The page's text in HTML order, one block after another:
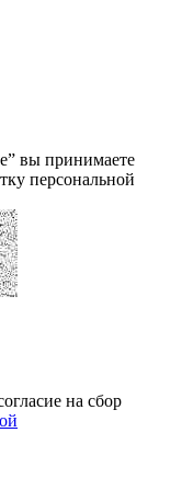
вы принимаете
персональной
на сбор